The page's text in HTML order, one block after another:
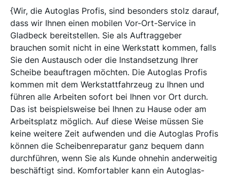
{Wir, die Autoglas Profis, sind besonders stolz darauf,
dass wir Ihnen einen mobilen Vor-Ort-Service in
Gladbeck bereitstellen. Sie als Auftraggeber
brauchen somit nicht in eine Werkstatt kommen, falls
Sie den Austausch oder die Instandsetzung Ihrer
Scheibe beauftragen möchten. Die Autoglas Profis
kommen mit dem Werkstattfahrzeug zu Ihnen und
führen alle Arbeiten sofort bei Ihnen vor Ort durch.
Das ist beispielsweise bei Ihnen zu Hause oder am
Arbeitsplatz möglich. Auf diese Weise müssen Sie
keine weitere Zeit aufwenden und die Autoglas Profis
können die Scheibenreparatur ganz bequem dann
durchführen, wenn Sie als Kunde ohnehin anderweitig
beschäftigt sind. Komfortabler kann ein Autoglas-